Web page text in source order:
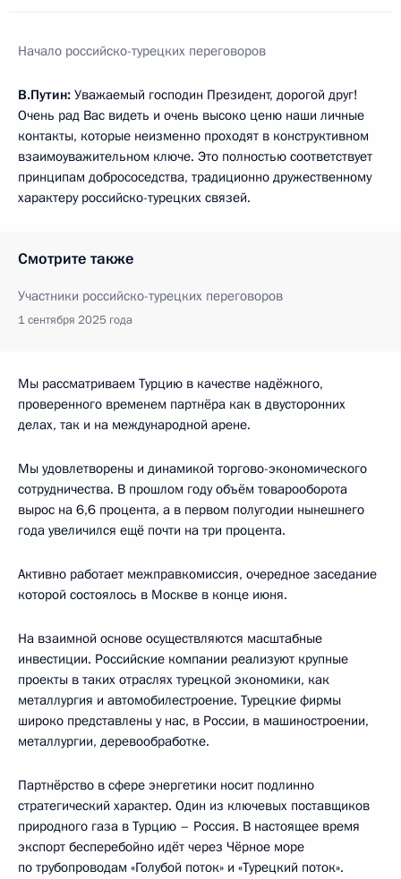
Начало российско-турецких переговоров
В.Путин: Уважаемый господин Президент, дорогой друг!
Очень рад Вас видеть и очень высоко ценю наши личные
контакты, которые неизменно проходят в конструктивном
взаимоуважительном ключе. Это полностью соответствует
принципам добрососедства, традиционно дружественному
характеру российско-турецких связей.
Смотрите также
Участники российско-турецких переговоров
1 сентября 2025 года
Мы рассматриваем Турцию в качестве надёжного,
проверенного временем партнёра как в двусторонних
делах, так и на международной арене.
Мы удовлетворены и динамикой торгово-экономического
сотрудничества. В прошлом году объём товарооборота
вырос на 6,6 процента, а в первом полугодии нынешнего
года увеличился ещё почти на три процента.
Активно работает межправкомиссия, очередное заседание
которой состоялось в Москве в конце июня.
На взаимной основе осуществляются масштабные
инвестиции. Российские компании реализуют крупные
проекты в таких отраслях турецкой экономики, как
металлургия и автомобилестроение. Турецкие фирмы
широко представлены у нас, в России, в машиностроении,
металлургии, деревообработке.
Партнёрство в сфере энергетики носит подлинно
стратегический характер. Один из ключевых поставщиков
природного газа в Турцию – Россия. В настоящее время
экспорт бесперебойно идёт через Чёрное море
по трубопроводам «Голубой поток» и «Турецкий поток».